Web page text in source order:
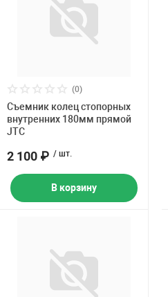
(0)
Съемник колец стопорных
внутренних 180мм прямой
JTC
2 100 ₽ / шт.
В корзину